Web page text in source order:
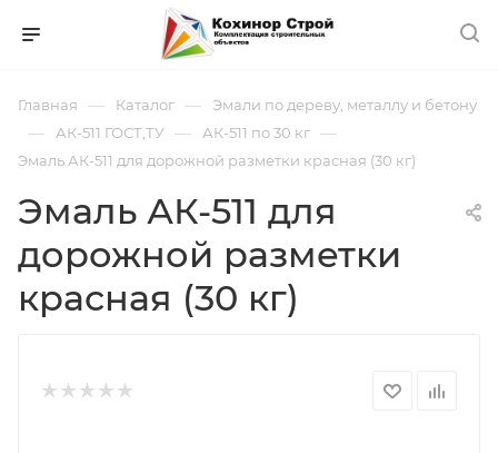
Главная — Каталог — Эмали по дереву, металлу и бетону
— АК-511 ГОСТ,ТУ — АК-511 по 30 кг —
Эмаль АК-511 для дорожной разметки красная (30 кг)
Эмаль АК-511 для
дорожной разметки
красная (30 кг)